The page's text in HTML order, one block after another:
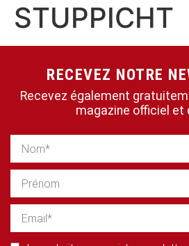
STUPPICHT
RECEVEZ NOTRE
Recevez également
magazine officiel et